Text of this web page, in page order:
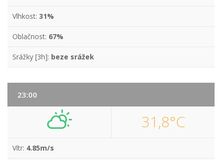
Vlhkost: 31%
Oblačnost: 67%
Srážky [3h]: beze srážek
23:00
31,8°C
Vítr: 4.85m/s